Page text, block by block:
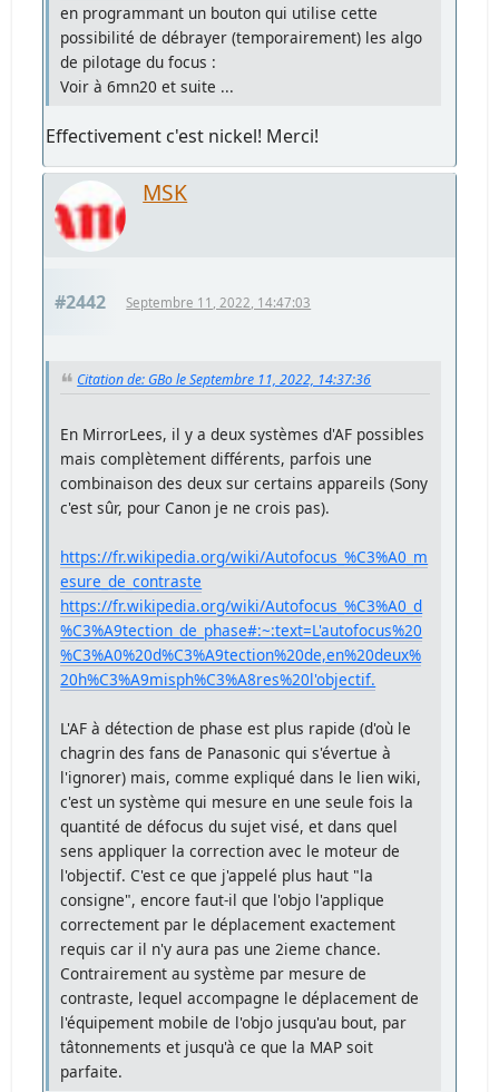
en programmant un bouton qui utilise cette
possibilité de débrayer (temporairement) les algo
de pilotage du focus :
Voir à 6mn20 et suite ...
Effectivement c'est nickel! Merci!
MSK
#2442 Septembre 11, 2022, 14:47:03
Citation de: GBo le Septembre 11, 2022, 14:37:36
En MirrorLees, il y a deux systèmes d'AF possibles
mais complètement différents, parfois une
combinaison des deux sur certains appareils (Sony
c'est sûr, pour Canon je ne crois pas).
https://fr.wikipedia.org/wiki/Autofocus_%C3%A0_m
esure_de_contraste
https://fr.wikipedia.org/wiki/Autofocus_%C3%A0_d
%C3%A9tection_de_phase#:~:text=L'autofocus%20
%C3%A0%20d%C3%A9tection%20de,en%20deux%
20h%C3%A9misph%C3%A8res%20l'objectif.
L'AF à détection de phase est plus rapide (d'où le
chagrin des fans de Panasonic qui s'évertue à
l'ignorer) mais, comme expliqué dans le lien wiki,
c'est un système qui mesure en une seule fois la
quantité de défocus du sujet visé, et dans quel
sens appliquer la correction avec le moteur de
l'objectif. C'est ce que j'appelé plus haut "la
consigne", encore faut-il que l'objo l'applique
correctement par le déplacement exactement
requis car il n'y aura pas une 2ieme chance.
Contrairement au système par mesure de
contraste, lequel accompagne le déplacement de
l'équipement mobile de l'objo jusqu'au bout, par
tâtonnements et jusqu'à ce que la MAP soit
parfaite.